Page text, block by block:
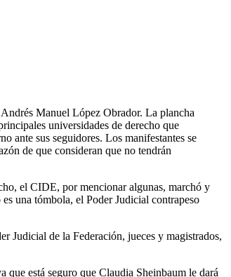
Manuel López Obrador. La plancha
universidades de derecho que
ante sus seguidores. Los manifestantes se
de que consideran que no tendrán
el CIDE, por mencionar algunas, marchó y
una tómbola, el Poder Judicial contrapeso
Judicial de la Federación, jueces y magistrados,
está seguro que Claudia Sheinbaum le dará